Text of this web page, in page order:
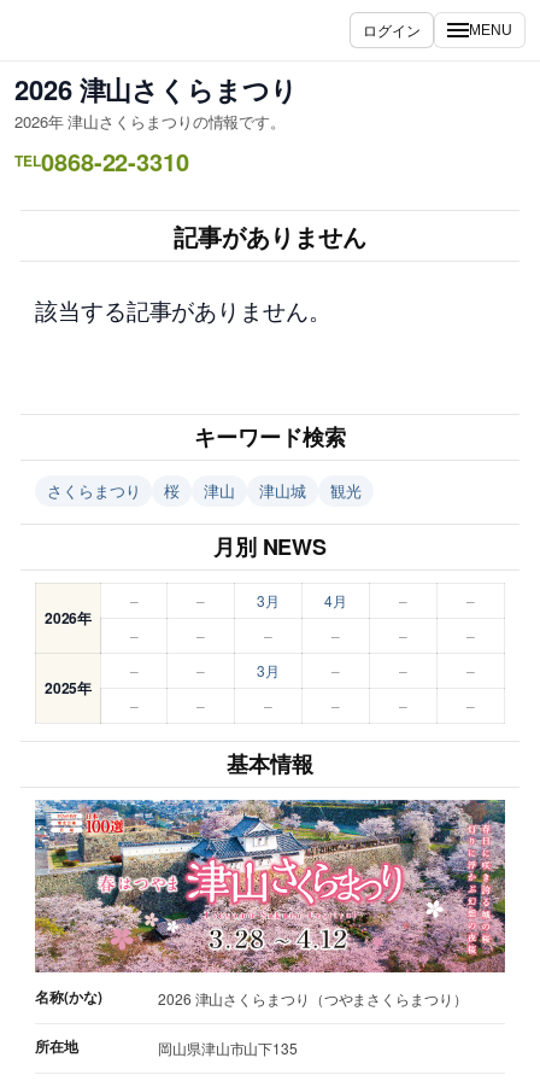
を
ス
キ
ッ
ログイン MENU
2026 津山さくらまつり
2026年 津山さくらまつりの情報です。
TEL0868-22-3310
記事がありません
該当する記事がありません。
キーワード検索
さくらまつり 桜 津山 津山城 観光
月別 NEWS
2026年
– – 3月 4月 –
–
–
– – – – –
2025年
– – 3月 – –
–
–
– – – – –
基本情報
名称(かな) 2026 津山さくらまつり（つやまさくらまつり）
所在地 岡山県津山市山下135